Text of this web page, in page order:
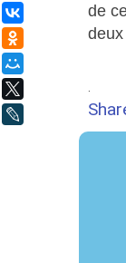
de
ВКонтакте
Одноклассники
LiveJournal